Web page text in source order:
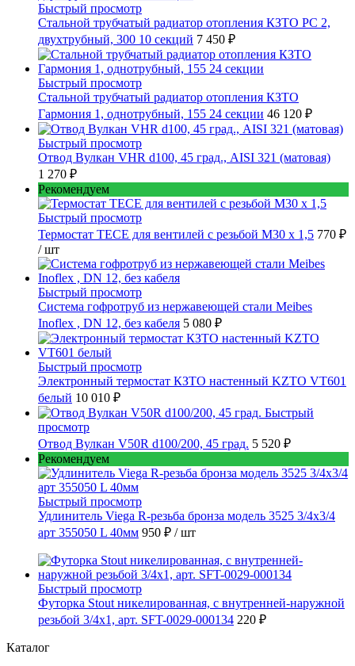
Быстрый просмотр
Стальной трубчатый радиатор отопления КЗТО РС 2,
двухтрубный, 300 10 секций 7 450 ₽
Быстрый просмотр
Стальной трубчатый радиатор отопления КЗТО
Гармония 1, однотрубный, 155 24 секции 46 120 ₽
Быстрый просмотр
Отвод Вулкан VHR d100, 45 град., AISI 321 (матовая)
1 270 ₽
Рекомендуем
Быстрый просмотр
Термостат TECE для вентилей с резьбой М30 х 1,5 770 ₽
/ шт
Быстрый просмотр
Cистема гофротруб из нержавеющей стали Meibes
Inoflex , DN 12, без кабеля 5 080 ₽
Быстрый просмотр
Электронный термостат КЗТО настенный KZTO VT601
белый 10 010 ₽
Быстрый
просмотр
Отвод Вулкан V50R d100/200, 45 град. 5 520 ₽
Рекомендуем
Быстрый просмотр
Удлинитель Viega R-резьба бронза модель 3525 3/4x3/4
арт 355050 L 40мм 950 ₽ / шт
Быстрый просмотр
Футорка Stout никелированная, с внутренней-наружной
резьбой 3/4х1, арт. SFT-0029-000134 220 ₽
Каталог